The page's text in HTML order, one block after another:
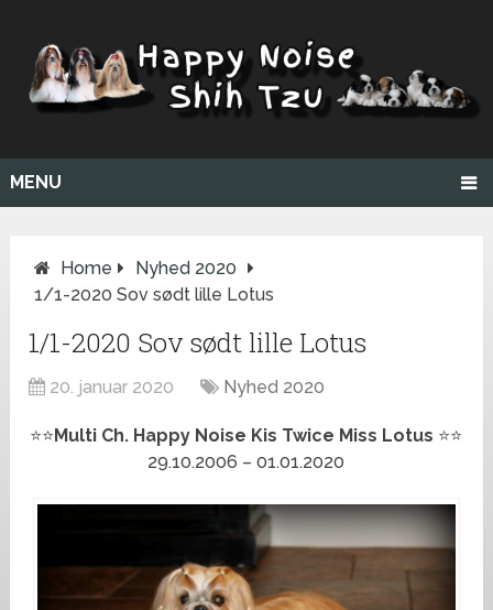
MENU
Home
Nyhed 2020
1/1-2020 Sov sødt lille Lotus
1/1-2020 Sov sødt lille Lotus
20. januar 2020 Nyhed 2020
⭐️⭐️Multi Ch. Happy Noise Kis Twice Miss Lotus ⭐️⭐️
29.10.2006 – 01.01.2020